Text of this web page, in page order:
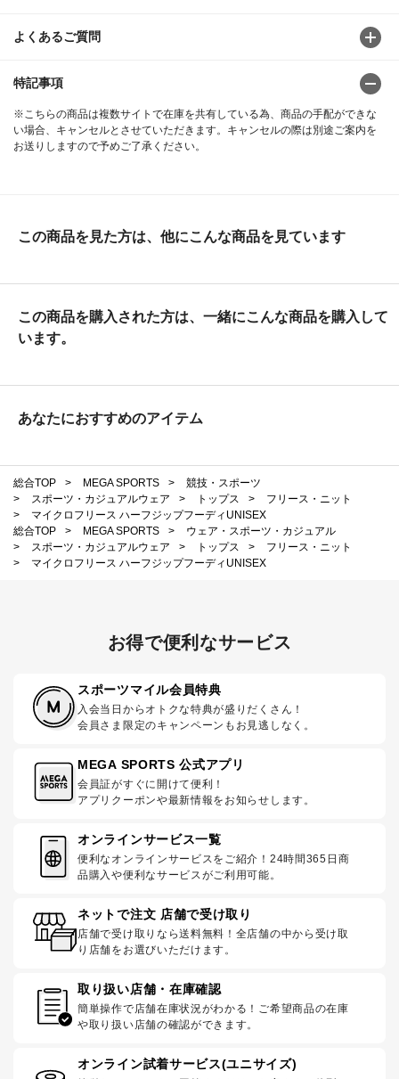
よくあるご質問
特記事項
※こちらの商品は複数サイトで在庫を共有している為、商品の手配ができな
い場合、キャンセルとさせていただきます。キャンセルの際は別途ご案内を
お送りしますので予めご了承ください。
この商品を見た方は、他にこんな商品を見ています
この商品を購入された方は、一緒にこんな商品を購入して
います。
あなたにおすすめのアイテム
総合TOP > MEGA SPORTS >
競技・スポーツ
>
スポーツ・カジュアルウェア > トップス >
フリース・ニット
>
マイクロフリース ハーフジップフーディUNISEX
総合TOP
> MEGA SPORTS >
ウェア・スポーツ・カジュアル
>
スポーツ・カジュアルウェア > トップス >
フリース・ニット
>
マイクロフリース ハーフジップフーディUNISEX
お得で便利なサービス
スポーツマイル会員特典
入会当日からオトクな特典が盛りだくさん！
会員さま限定のキャンペーンもお見逃しなく。
MEGA SPORTS 公式アプリ
会員証がすぐに開けて便利！
アプリクーポンや最新情報をお知らせします。
オンラインサービス一覧
便利なオンラインサービスをご紹介！24時間365日商
品購入や便利なサービスがご利用可能。
ネットで注文 店舗で受け取り
店舗で受け取りなら送料無料！全店舗の中から受け取
り店舗をお選びいただけます。
取り扱い店舗・在庫確認
簡単操作で店舗在庫状況がわかる！ご希望商品の在庫
や取り扱い店舗の確認ができます。
オンライン試着サービス(ユニサイズ)